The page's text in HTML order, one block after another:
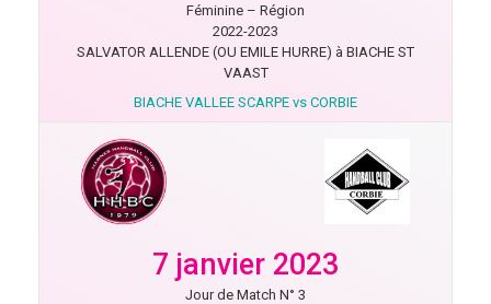
Féminine – Région
2022-2023
SALVATOR ALLENDE (OU EMILE HURRE) à BIACHE ST
VAAST
BIACHE VALLEE SCARPE vs CORBIE
7 janvier 2023
Jour de Match N° 3